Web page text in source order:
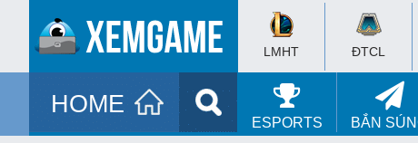
LMHT ĐTCL
HOME
ESPORTS BẮN